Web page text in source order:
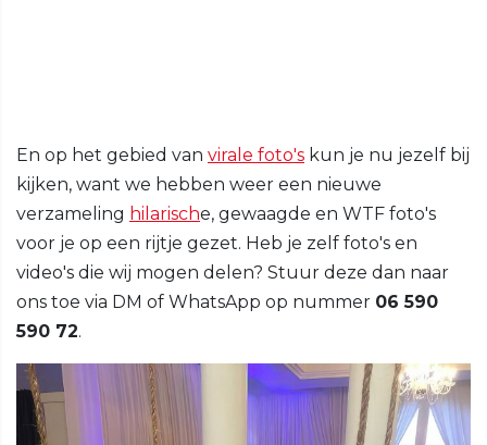
En op het gebied van virale foto's kun je nu jezelf bij
kijken, want we hebben weer een nieuwe
verzameling hilarische, gewaagde en WTF foto's
voor je op een rijtje gezet. Heb je zelf foto's en
video's die wij mogen delen? Stuur deze dan naar
ons toe via DM of WhatsApp op nummer 06 590
590 72.